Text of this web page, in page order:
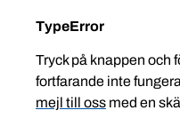
TypeError
Tryck på knappen och
fortfarande inte
mejl till oss med en